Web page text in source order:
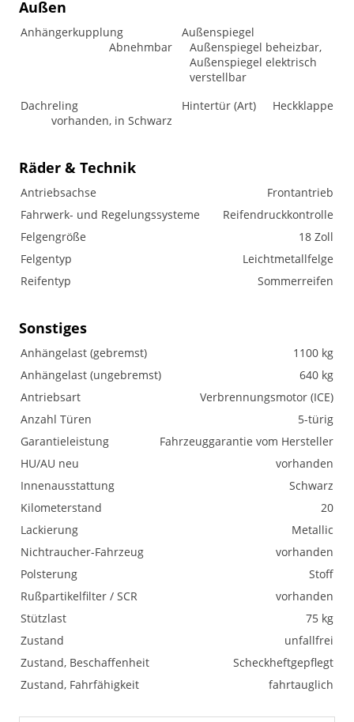
Außen
Anhängerkupplung
Abnehmbar
Außenspiegel
Außenspiegel beheizbar,
Außenspiegel elektrisch
verstellbar
Dachreling
vorhanden, in Schwarz
Hintertür (Art) Heckklappe
Räder & Technik
Antriebsachse
Frontantrieb
Fahrwerk- und Regelungssysteme
Reifendruckkontrolle
Felgengröße
18 Zoll
Felgentyp
Leichtmetallfelge
Reifentyp
Sommerreifen
Sonstiges
Anhängelast (gebremst)
1100 kg
Anhängelast (ungebremst)
640 kg
Antriebsart
Verbrennungsmotor (ICE)
Anzahl Türen
5-türig
Garantieleistung
Fahrzeuggarantie vom Hersteller
HU/AU neu
vorhanden
Innenausstattung
Schwarz
Kilometerstand
20
Lackierung
Metallic
Nichtraucher-Fahrzeug
vorhanden
Polsterung
Stoff
Rußpartikelfilter / SCR
vorhanden
Stützlast
75 kg
Zustand
unfallfrei
Zustand, Beschaffenheit
Scheckheftgepflegt
Zustand, Fahrfähigkeit
fahrtauglich